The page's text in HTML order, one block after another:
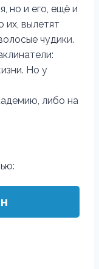
но и его, ещё и
их, вылетят
чудики.
Но у
либо на